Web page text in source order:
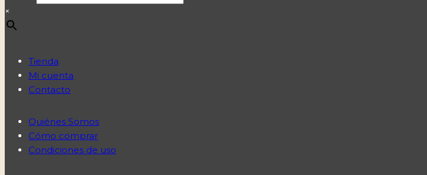
×
Tienda
Mi cuenta
Contacto
Quiénes Somos
Cómo comprar
Condiciones de uso